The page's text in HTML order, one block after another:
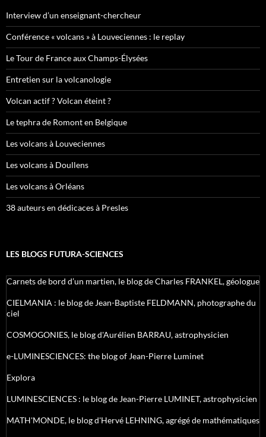
Interview d’un enseignant-chercheur
Conférence « volcans » à Louveciennes : le replay
Le Tour de France aux Champs-Élysées
Entretien sur la volcanologie
Volcan actif ? Volcan éteint ?
Le tephra de Romont en Belgique
Les volcans à Louveciennes
Les volcans à Doullens
Les volcans à Orléans
38 auteurs en dédicaces à Presles
LES BLOGS FUTURA-SCIENCES
Carnets de bord d’un martien, le blog de Charles FRANKEL, géologue
CIELMANIA : le blog de Jean-Baptiste FELDMANN, photographe du
ciel
COSMOGONIES, le blog d'Aurélien BARRAU, astrophysicien
e-LUMINESCIENCES: the blog of Jean-Pierre Luminet
Explora
LUMINESCIENCES : le blog de Jean-Pierre LUMINET, astrophysicien
MATH'MONDE, le blog d'Hervé LEHNING, agrégé de mathématiques